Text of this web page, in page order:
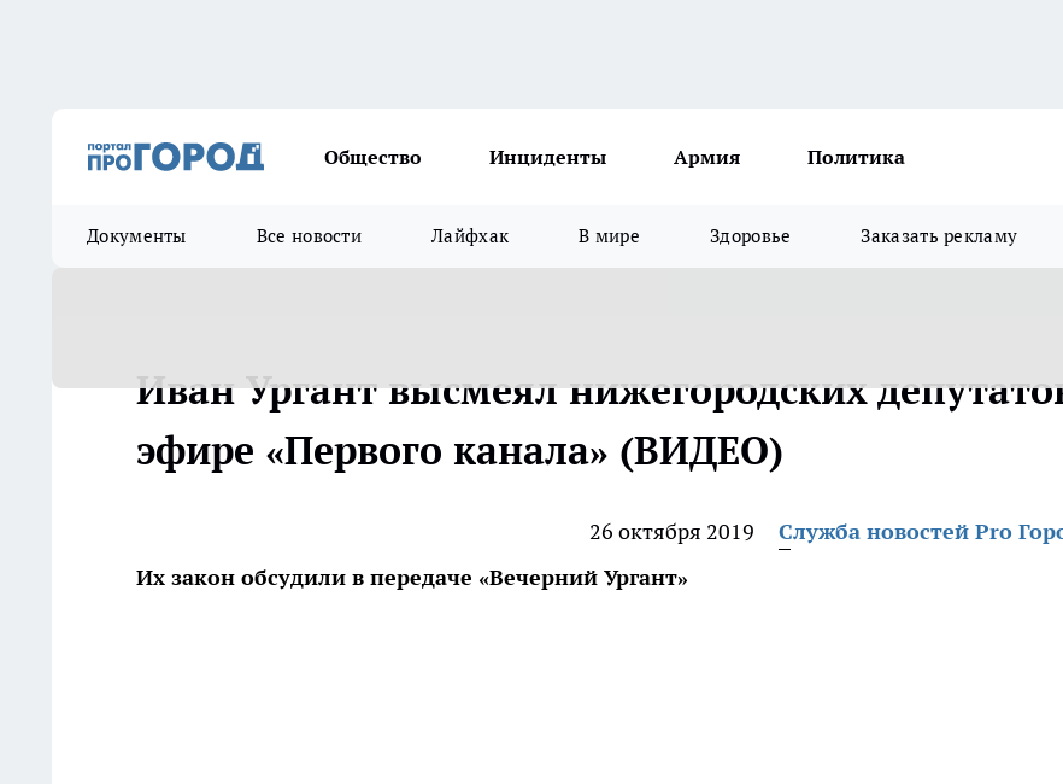
Общество Инциденты Армия Политика
Документы Все новости Лайфхак В мире Здоровье Заказать рекламу
Иван Ургант высмеял нижегородских
эфире «Первого канала» (ВИДЕО)
26 октября 2019
Служба новостей Pro
Их закон обсудили в передаче «Вечерний Ургант»